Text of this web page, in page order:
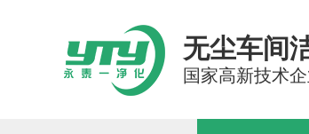
无尘车间
国家高新技术